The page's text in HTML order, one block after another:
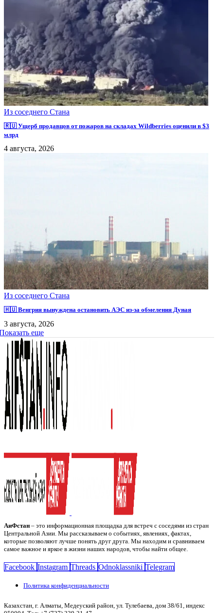
Из соседнего Стана
🇷🇺 Ущерб продавцов от пожаров на складах Wildberries оценили в $3
млрд
4 августа, 2026
Из соседнего Стана
🇭🇺 Венгрия вынуждена остановить АЭС из-за обмеления Дуная
3 августа, 2026
еще
АиФстан – это информационная площадка для встреч с соседями из стран
Центральной Азии. Мы рассказываем о событиях, явлениях, фактах,
которые позволяют лучше понять друг друга. Мы находим и сравниваем
самое важное и яркое в жизни наших народов, чтобы найти общее.
Facebook Instagram Threads Odnoklassniki Telegram
Политика конфиденциальности
Казахстан, г. Алматы, Медеуский район, ул. Тулебаева, дом 38/61, индекс